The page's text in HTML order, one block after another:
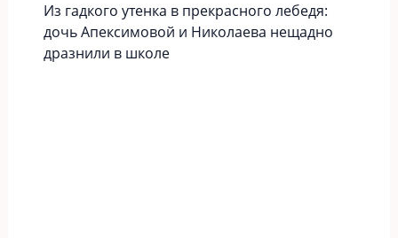
Из гадкого утенка в прекрасного лебедя:
дочь Апексимовой и Николаева нещадно
дразнили в школе